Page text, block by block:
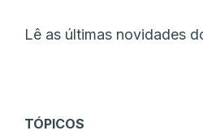
Lê as últimas novidades
TÓPICOS